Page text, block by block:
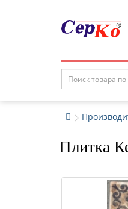
Плитка